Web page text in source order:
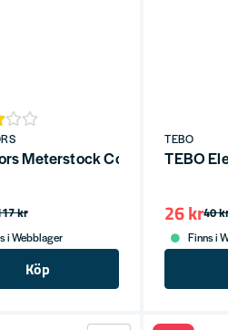
Meterstock Contact 559
kr
i Webblager
Köp
TEBO
TEBO
40
26 kr
Finns i